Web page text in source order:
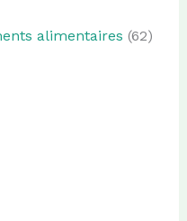
alimentaires (62)